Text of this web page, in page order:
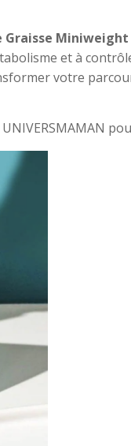
Graisse Miniweight
et à
votre